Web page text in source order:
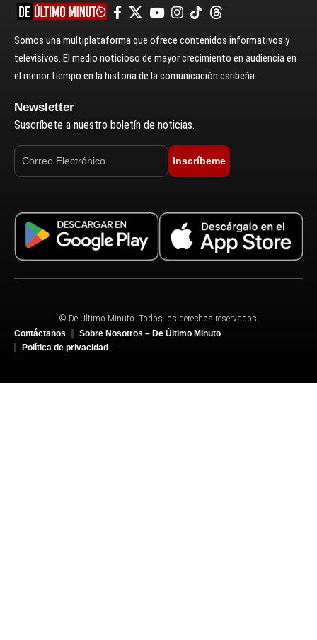
Somos una multiplataforma que ofrece contenidos informativos y
televisivos. El medio noticioso de mayor crecimiento en audiencia en
el menor tiempo en la historia de la comunicación caribeña.
Newsletter
Suscríbete a nuestro boletín de noticias.
Inscríbeme
© De Último Minuto. Todos los derechos reservados.
Contáctanos
Sobre Nosotros – De Último Minuto
Política de privacidad